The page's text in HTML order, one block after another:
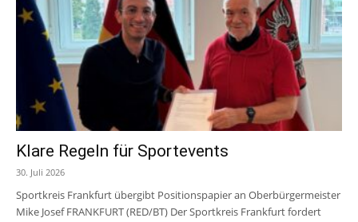
Klare Regeln für Sportevents
30. Juli 2026
Sportkreis Frankfurt übergibt Positionspapier an Oberbürgermeister
Mike Josef FRANKFURT (RED/BT) Der Sportkreis Frankfurt fordert